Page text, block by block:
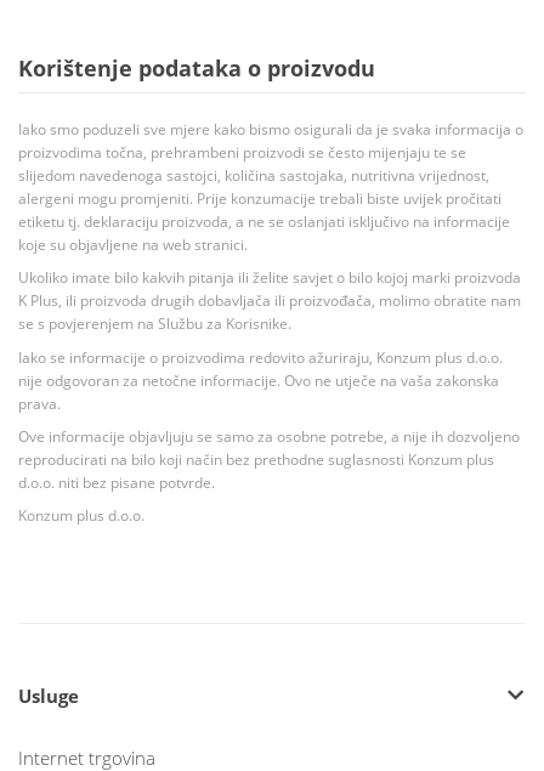
Korištenje podataka o proizvodu
Iako smo poduzeli sve mjere kako bismo osigurali da je svaka informacija o
proizvodima točna, prehrambeni proizvodi se često mijenjaju te se
slijedom navedenoga sastojci, količina sastojaka, nutritivna vrijednost,
alergeni mogu promjeniti. Prije konzumacije trebali biste uvijek pročitati
etiketu tj. deklaraciju proizvoda, a ne se oslanjati isključivo na informacije
koje su objavljene na web stranici.
Ukoliko imate bilo kakvih pitanja ili želite savjet o bilo kojoj marki proizvoda
K Plus, ili proizvoda drugih dobavljača ili proizvođača, molimo obratite nam
se s povjerenjem na Službu za Korisnike.
Iako se informacije o proizvodima redovito ažuriraju, Konzum plus d.o.o.
nije odgovoran za netočne informacije. Ovo ne utječe na vaša zakonska
prava.
Ove informacije objavljuju se samo za osobne potrebe, a nije ih dozvoljeno
reproducirati na bilo koji način bez prethodne suglasnosti Konzum plus
d.o.o. niti bez pisane potvrde.
Konzum plus d.o.o.
Usluge
Internet trgovina